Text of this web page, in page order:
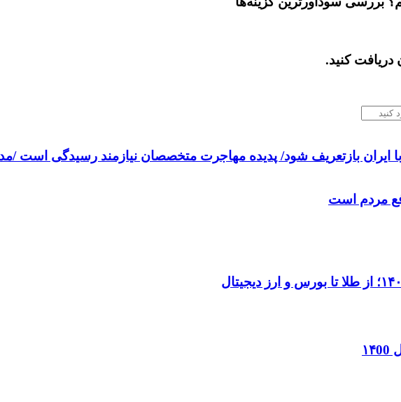
دریافت کنید.
ایران بازتعریف شود/ پدیده مهاجرت متخصصان نیازمند رسیدگی است
مردم است